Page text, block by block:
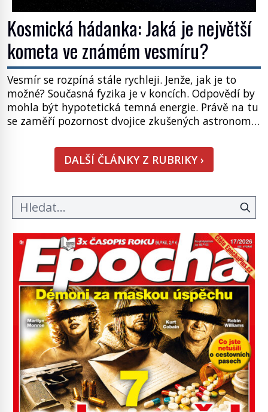
Kosmická hádanka: Jaká je největší
kometa ve známém vesmíru?
Vesmír se rozpíná stále rychleji. Jenže, jak je to
možné? Současná fyzika je v koncích. Odpovědí by
mohla být hypotetická temná energie. Právě na tu
se zaměří pozornost dvojice zkušených astronomů.
hmatatelnějšího. Naprosto rekordní kometu!
Astronomové Pedro Bernardinelli a Gary Bernstein
mravenčí prací zkoumají archivní snímky v rámci
DALŠÍ ČLÁNKY Z RUBRIKY ›